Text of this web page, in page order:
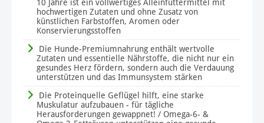
10 Jahre ist ein vollwertiges Alleinfuttermittel mit
hochwertigen Zutaten und ohne Zusatz von
künstlichen Farbstoffen, Aromen oder
Konservierungsstoffen
Die Hunde-Premiumnahrung enthält wertvolle
Zutaten und essentielle Nährstoffe, die nicht nur ein
gesundes Herz fördern, sondern auch die Verdauung
unterstützen und das Immunsystem stärken
Die Proteinquelle Geflügel hilft, eine starke
Muskulatur aufzubauen - für tägliche
Herausforderungen gewappnet! / Omega-6- &